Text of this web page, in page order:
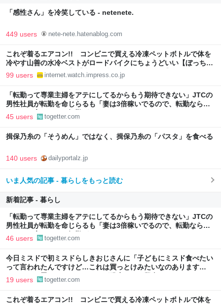
「感性さん」を冷笑している - netenete.
449 users nete-nete.hatenablog.com
これぞ着るエアコン!! コンビニで買える冷凍ペットボトルで体を
冷やす山善の水冷ベストがロードバイクにちょうどいい【ぼっち・
ざ・ろーど！その14】【空いた時間でなにしてる？】
99 users internet.watch.impress.co.jp
「転勤って専業主婦をアテにしてるからもう期待できない」JTCの
男性社員が転勤を命じらるも「妻は3倍稼いでるので、転勤なら辞
める」と言ったら、転勤がなくなった
45 users togetter.com
揖保乃糸の「そうめん」ではなく、揖保乃糸の「パスタ」を食べる
140 users dailyportalz.jp
いま人気の記事 - 暮らしをもっと読む
新着記事 - 暮らし
「転勤って専業主婦をアテにしてるからもう期待できない」JTCの
男性社員が転勤を命じらるも「妻は3倍稼いでるので、転勤なら辞
める」と言ったら、転勤がなくなった
46 users togetter.com
今日ミスドで初ミスドらしきおじさんに「子どもにミスド食べたい
って言われたんですけど…これは買っとけみたいなのあります
か…？」と尋ねられるイベントが発生して、興奮した
19 users togetter.com
これぞ着るエアコン!! コンビニで買える冷凍ペットボトルで体を